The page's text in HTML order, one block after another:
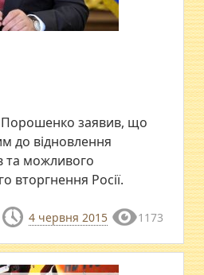
заявив, що
до відновлення
та можливого
вторгнення Росії.
4 червня 2015 1173